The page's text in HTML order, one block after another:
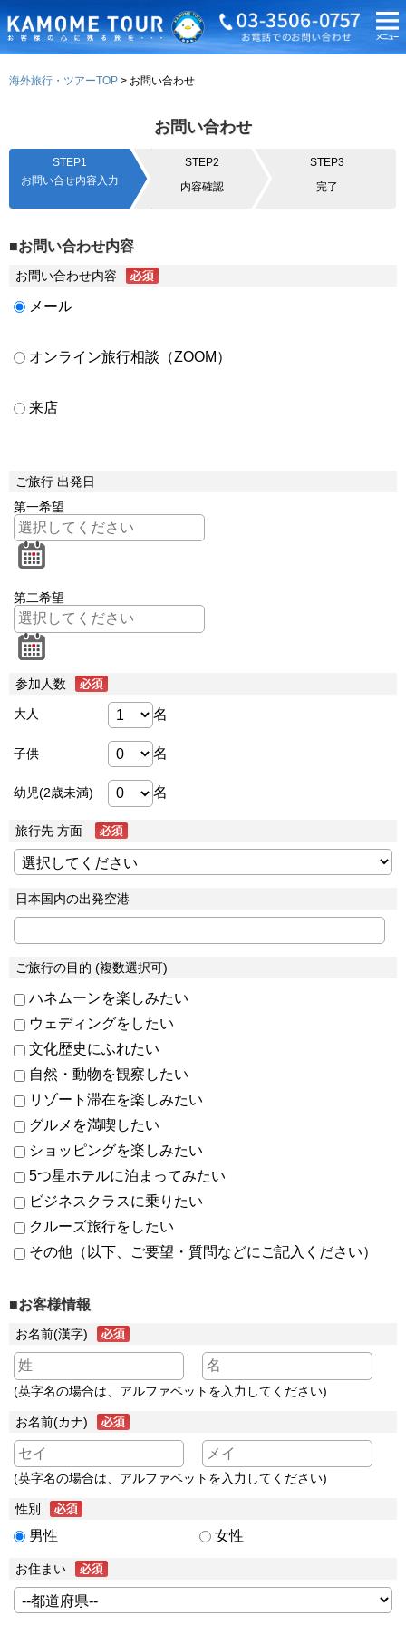
海外旅行・ツアーTOP お問い合わせ
お問い合わせ
STEP1
お問い合せ内容入力
STEP2
内容確認
STEP3
完了
■お問い合わせ内容
お問い合わせ内容
メール
オンライン旅行相談（ZOOM）
来店
ご旅行 出発日
第一希望
第二希望
参加人数
大人 名
子供 名
幼児(2歳未満) 名
旅行先 方面
日本国内の出発空港
ご旅行の目的 (複数選択可)
ハネムーンを楽しみたい
ウェディングをしたい
文化歴史にふれたい
自然・動物を観察したい
リゾート滞在を楽しみたい
グルメを満喫したい
ショッピングを楽しみたい
5つ星ホテルに泊まってみたい
ビジネスクラスに乗りたい
クルーズ旅行をしたい
その他（以下、ご要望・質問などにご記入ください）
■お客様情報
お名前(漢字)
(英字名の場合は、アルファベットを入力してください)
お名前(カナ)
(英字名の場合は、アルファベットを入力してください)
性別
男性 女性
お住まい